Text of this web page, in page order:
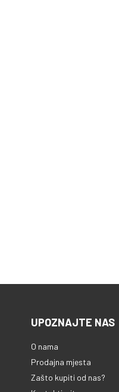
UPOZNAJTE NAS
O nama
Prodajna mjesta
Zašto kupiti od nas?